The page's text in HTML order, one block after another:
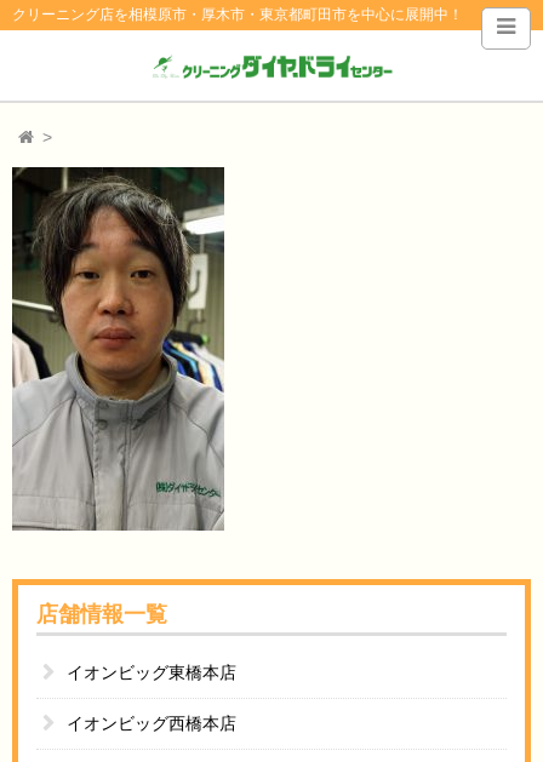
クリーニング店を相模原市・厚木市・東京都町田市を中心に展開中！
店舗情報一覧
イオンビッグ東橋本店
イオンビッグ西橋本店